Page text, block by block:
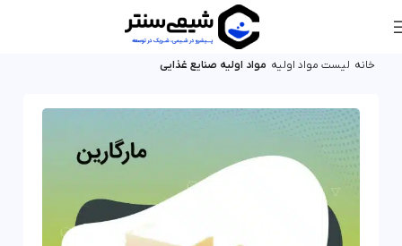
خانه لیست مواد اولیه مواد اولیه صنایع غذایی